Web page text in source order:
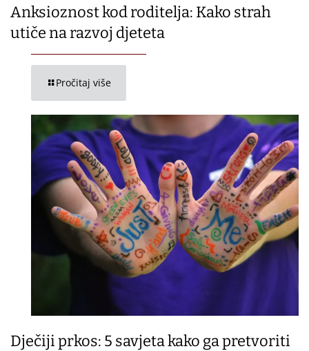
Anksioznost kod roditelja: Kako strah
utiče na razvoj djeteta
Pročitaj više
Dječiji prkos: 5 savjeta kako ga pretvoriti